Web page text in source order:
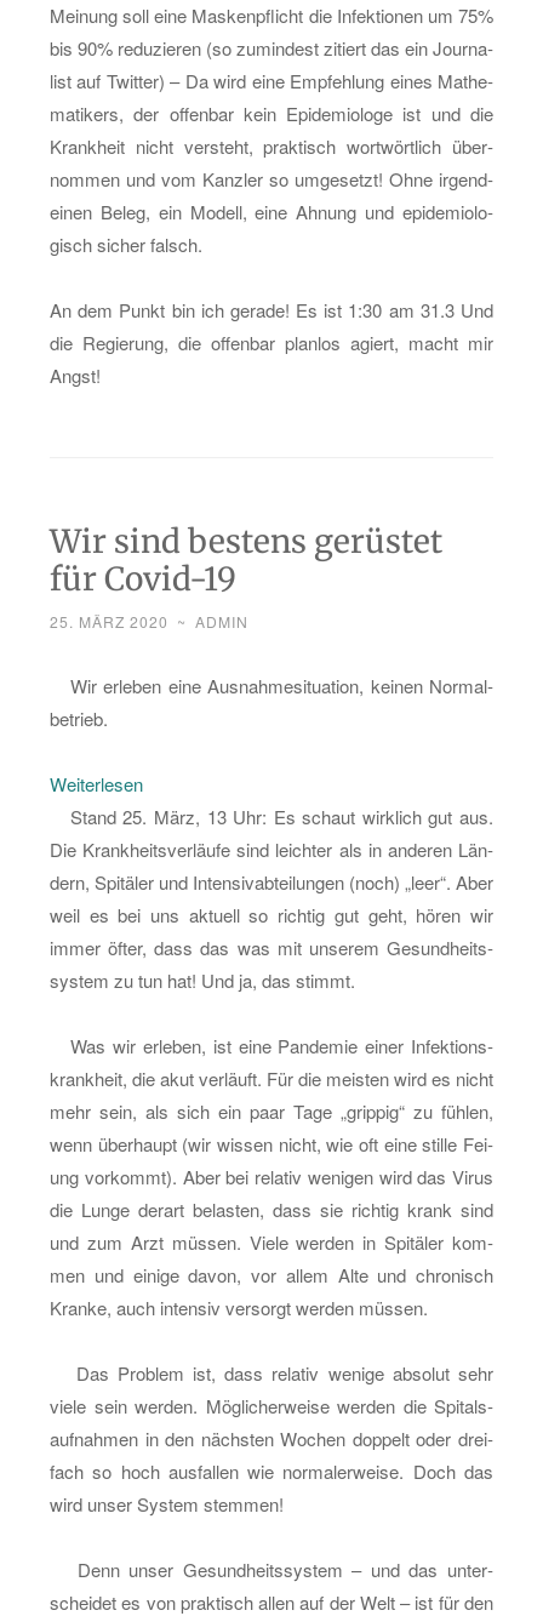
Mei­nung soll eine Mas­ken­pflicht die In­fek­tio­nen um 75%
bis 90% re­du­zie­ren (so zu­min­dest zi­tiert das ein Jour­na­
list auf Twit­ter) – Da wird eine Emp­feh­lung eines Ma­the­
ma­ti­kers, der of­fen­bar kein Epi­de­mio­lo­ge ist und die
Krank­heit nicht ver­steht, prak­tisch wort­wört­lich über­
nom­men und vom Kanz­ler so um­ge­setzt! Ohne ir­gend­
ei­nen Beleg, ein Mo­dell, eine Ah­nung und epi­de­mio­lo­
gisch si­cher falsch.
An dem Punkt bin ich ge­ra­de! Es ist 1:30 am 31.3 Und
die Re­gie­rung, die of­fen­bar plan­los agiert, macht mir
Angst!
Wir sind bestens gerüstet
für Covid-19
25. MÄRZ 2020 ~ ADMIN
Wir er­le­ben eine Aus­nah­me­si­tua­ti­on, kei­nen Nor­mal­
be­trieb.
Wei­ter­le­sen:
Wir
sind
bes­
tens
ge­
rüs­
für
Co­
vid-
19
Stand 25. März, 13 Uhr: Es schaut wirk­lich gut aus.
Die Krank­heits­ver­läu­fe sind leich­ter als in an­de­ren Län­
dern, Spi­tä­ler und In­ten­siv­ab­tei­lun­gen (noch) „leer“. Aber
weil es bei uns ak­tu­ell so rich­tig gut geht, hören wir
immer öfter, dass das was mit un­se­rem Ge­sund­heits­
sys­tem zu tun hat! Und ja, das stimmt.
Was wir er­le­ben, ist eine Pan­de­mie einer In­fek­ti­ons­
krank­heit, die akut ver­läuft. Für die meis­ten wird es nicht
mehr sein, als sich ein paar Tage „grip­pig“ zu füh­len,
wenn über­haupt (wir wis­sen nicht, wie oft eine stil­le Fei­
ung vor­kommt). Aber bei re­la­tiv we­ni­gen wird das Virus
die Lunge der­art be­las­ten, dass sie rich­tig krank sind
und zum Arzt müs­sen. Viele wer­den in Spi­tä­ler kom­
men und ei­ni­ge davon, vor allem Alte und chro­nisch
Kran­ke, auch in­ten­siv ver­sorgt wer­den müs­sen.
Das Pro­blem ist, dass re­la­tiv we­ni­ge ab­so­lut sehr
viele sein wer­den. Mög­li­cher­wei­se wer­den die Spi­tals­
auf­nah­men in den nächs­ten Wo­chen dop­pelt oder drei­
fach so hoch aus­fal­len wie nor­ma­ler­wei­se. Doch das
wird unser Sys­tem stem­men!
Denn unser Ge­sund­heits­sys­tem – und das un­ter­
schei­det es von prak­tisch allen auf der Welt – ist für den